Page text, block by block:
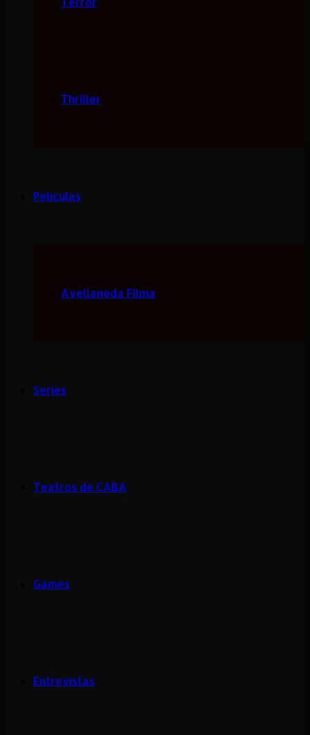
Thriller
Peliculas
Avellaneda Filma
Series
Teatros de CABA
Games
Entrevistas